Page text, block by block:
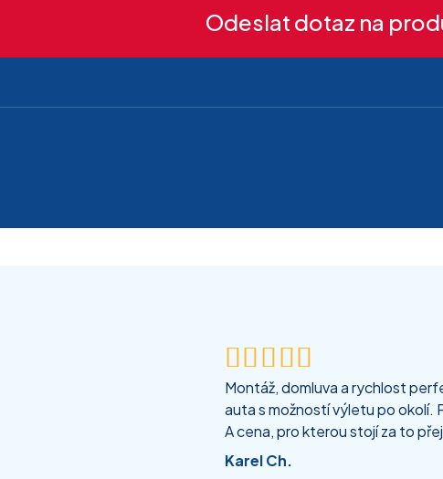
Odeslat dotaz na

Montáž, domluva a rychlost
auta s možností výletu po okolí.
A cena, pro kterou stojí za to
Karel Ch.